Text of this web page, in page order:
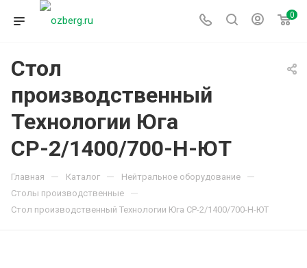
0
Стол
производственный
Технологии Юга
СР-2/1400/700-Н-ЮТ
Главная — Каталог — Нейтральное оборудование —
Столы производственные —
Стол производственный Технологии Юга СР-2/1400/700-Н-ЮТ